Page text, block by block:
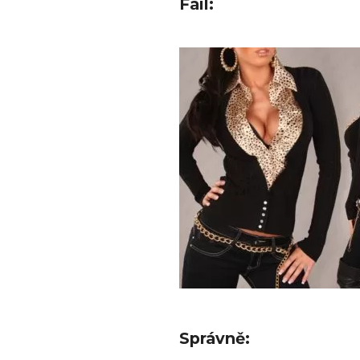
Správně: